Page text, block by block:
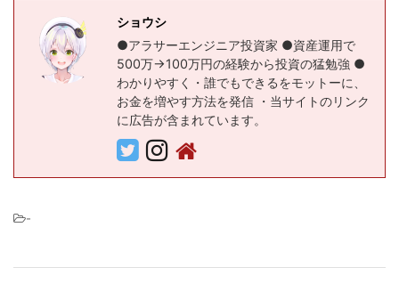
ショウシ
●アラサーエンジニア投資家 ●資産運用で
500万→100万円の経験から投資の猛勉強 ●
わかりやすく・誰でもできるをモットーに、
お金を増やす方法を発信 ・当サイトのリンク
に広告が含まれています。
-